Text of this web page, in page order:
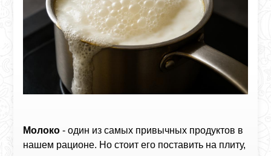
Молоко - один из самых привычных продуктов в
нашем рационе. Но стоит его поставить на плиту,